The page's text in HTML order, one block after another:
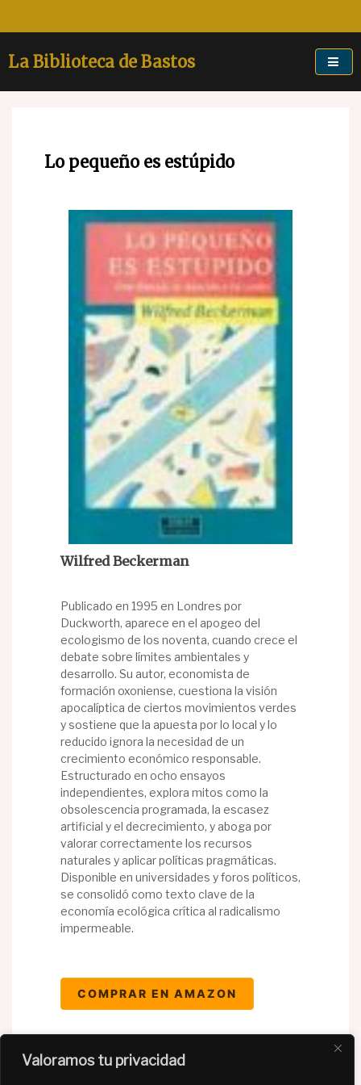
Valoramos tu privacidad
La Biblioteca de Bastos
Lo pequeño es estúpido
Wilfred Beckerman
Publicado en 1995 en Londres por
Duckworth, aparece en el apogeo del
ecologismo de los noventa, cuando crece el
debate sobre límites ambientales y
desarrollo. Su autor, economista de
formación oxoniense, cuestiona la visión
apocalíptica de ciertos movimientos verdes
y sostiene que la apuesta por lo local y lo
reducido ignora la necesidad de un
crecimiento económico responsable.
Estructurado en ocho ensayos
independientes, explora mitos como la
obsolescencia programada, la escasez
artificial y el decrecimiento, y aboga por
valorar correctamente los recursos
naturales y aplicar políticas pragmáticas.
Disponible en universidades y foros políticos,
se consolidó como texto clave de la
economía ecológica crítica al radicalismo
impermeable.
COMPRAR EN AMAZON